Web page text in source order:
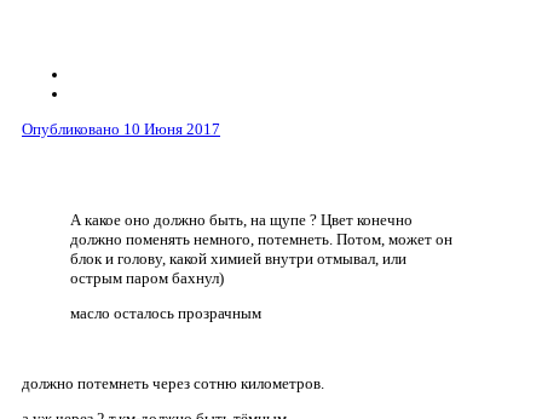
Опубликовано 10 Июня 2017
А какое оно должно быть, на щупе ? Цвет конечно
должно поменять немного, потемнеть. Потом, может он
блок и голову, какой химией внутри отмывал, или
острым паром бахнул)
масло осталось прозрачным
должно потемнеть через сотню километров.